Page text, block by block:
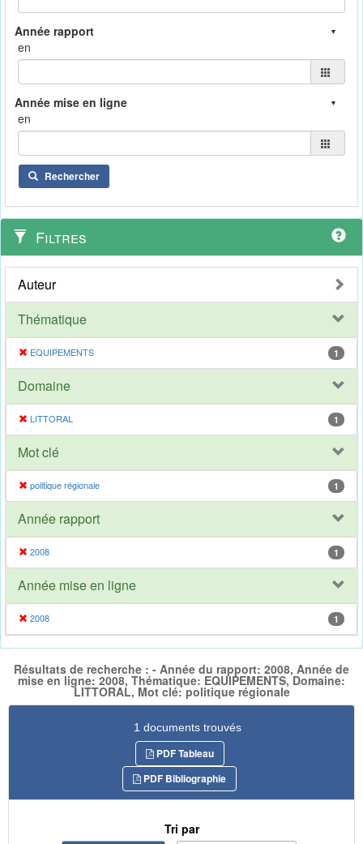
en
en
Rechercher
Filtres
Auteur
Thématique
EQUIPEMENTS 1
Domaine
LITTORAL 1
Mot clé
politique régionale 1
Année rapport
2008 1
Année mise en ligne
2008 1
Résultats de recherche : - Année du rapport: 2008, Année de
mise en ligne: 2008, Thématique: EQUIPEMENTS, Domaine:
LITTORAL, Mot clé: politique régionale
1 documents trouvés
PDF Tableau
PDF Bibliographie
Tri par